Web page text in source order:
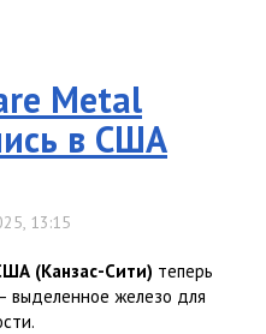
Metal
в США
13:15
(Канзас-Сити) теперь
– выделенное железо для